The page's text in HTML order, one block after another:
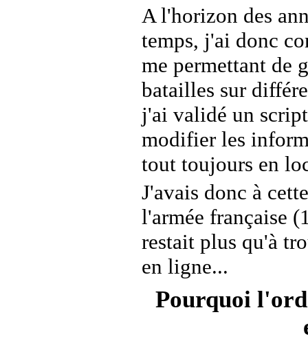
A l'horizon des
temps, j'ai donc
me permettant de
batailles sur
j'ai validé un
modifier les
tout toujours en
J'avais donc à
l'armée française
restait plus qu'à
en ligne...
Pourquoi